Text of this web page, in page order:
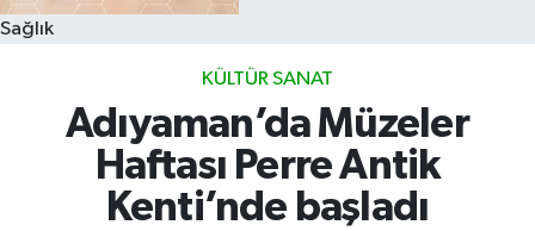
Sağlık
KÜLTÜR SANAT
Adıyaman’da Müzeler
Haftası Perre Antik
Kenti’nde başladı